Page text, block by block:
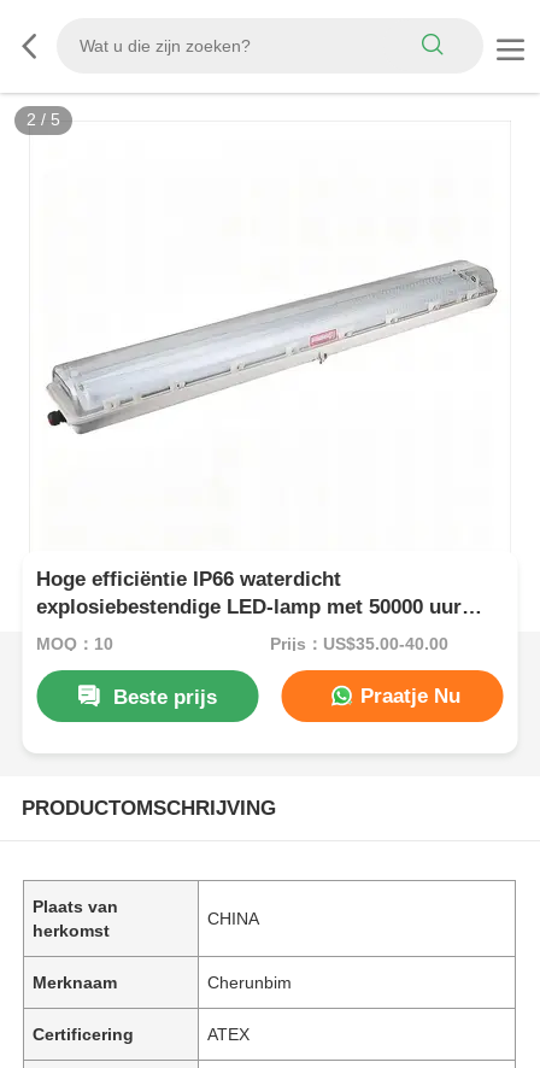
2 / 5
Hoge efficiëntie IP66 waterdicht
explosiebestendige LED-lamp met 50000 uur
levensduur en corrosiebestendig ontwerp
MOQ：10 Prijs：US$35.00-40.00
Beste prijs Praatje Nu
PRODUCTOMSCHRIJVING
Plaats van
herkomst
CHINA
Merknaam Cherunbim
Certificering ATEX